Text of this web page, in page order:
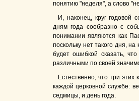
понятию "неделя", а слово
И, наконец, круг годовой
дням года сообразно с
понимании являются как
поскольку нет такого дня,
будет ошибкой сказать,
различными по своей
Естественно, что три
каждой церковной службе:
седмицы, и день года.